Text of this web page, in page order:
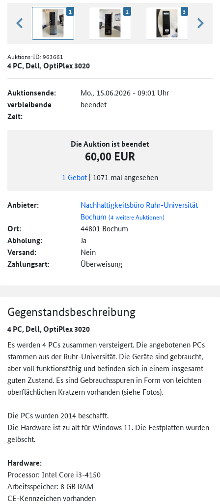
zurück blättern
1 2 3
Auktions-ID:963661
4 PC, Dell, OptiPlex 3020
Auktionsende: Mo., 15.06.2026 - 09:01 Uhr
verbleibende
Zeit:
beendet
Die Auktion ist beendet
60,00 EUR
1 Gebot | 1071 mal angesehen
Anbieter:
Nachhaltigkeitsbüro Ruhr-Universität
Bochum(4 weitere Auktionen)
Ort: 44801 Bochum
Abholung: Ja
Versand: Nein
Zahlungsart: Überweisung
Gegenstandsbeschreibung
4 PC, Dell, OptiPlex 3020
Es werden 4 PCs zusammen versteigert. Die angebotenen PCs
stammen aus der Ruhr-Universität. Die Geräte sind gebraucht,
aber voll funktionsfähig und befinden sich in einem insgesamt
guten Zustand. Es sind Gebrauchsspuren in Form von leichten
oberflächlichen Kratzern vorhanden (siehe Fotos).
Die PCs wurden 2014 beschafft.
Die Hardware ist zu alt für Windows 11. Die Festplatten wurden
gelöscht.
Hardware:
Processor: Intel Core i3-4150
Arbeitsspeicher: 8 GB RAM
CE-Kennzeichen vorhanden